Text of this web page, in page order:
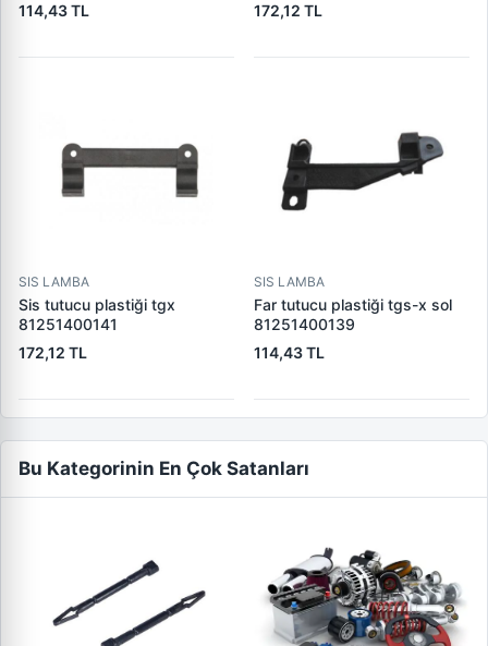
114,43 TL
172,12 TL
SIS LAMBA
Sis tutucu plastiği tgx
81251400141
172,12 TL
SIS LAMBA
Far tutucu plastiği tgs-x sol
81251400139
114,43 TL
Bu Kategorinin En Çok Satanları